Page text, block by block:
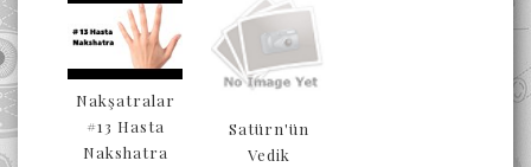
Nakşatralar
#13 Hasta
Nakshatra
Satürn'ün
Vedik